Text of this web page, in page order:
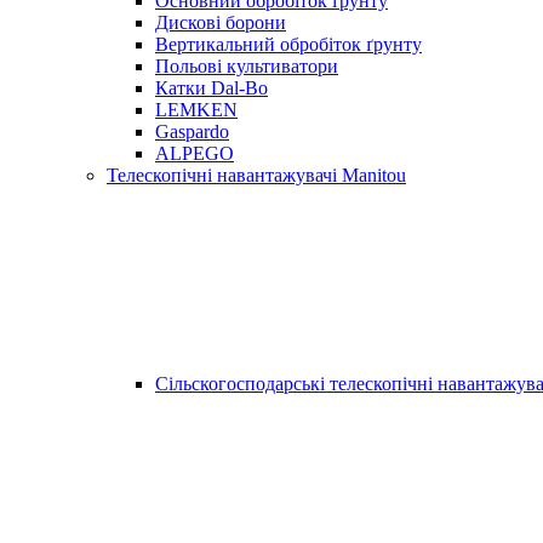
Дискові борони
Вертикальний обробіток ґрунту
Польові культиватори
Катки Dal-Bo
LEMKEN
Gaspardo
ALPEGO
Телескопічні навантажувачі Manitou
Сільскогосподарські телескопічні